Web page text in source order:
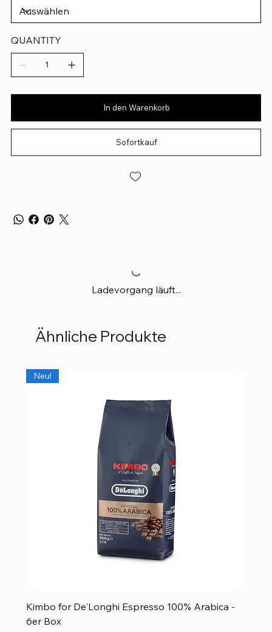
QUANTITY
In den Warenkorb
Sofortkauf
Ladevorgang läuft...
Ähnliche Produkte
Neu!
Kimbo for De'Longhi Espresso 100% Arabica -
6er Box